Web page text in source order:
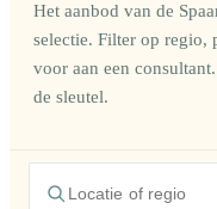
Het aanbod van de
selectie. Filter op regio,
voor aan een
de sleutel.